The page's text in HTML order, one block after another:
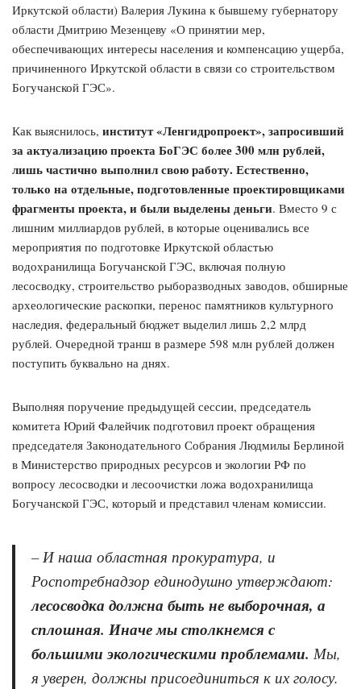
Иркутской области) Валерия Лукина к бывшему губернатору
области Дмитрию Мезенцеву «О принятии мер,
обеспечивающих интересы населения и компенсацию ущерба,
причиненного Иркутской области в связи со строительством
Богучанской ГЭС».
Как выяснилось, институт «Ленгидропроект», запросивший
за актуализацию проекта БоГЭС более 300 млн рублей,
лишь частично выполнил свою работу. Естественно,
только на отдельные, подготовленные проектировщиками
фрагменты проекта, и были выделены деньги. Вместо 9 с
лишним миллиардов рублей, в которые оценивались все
мероприятия по подготовке Иркутской областью
водохранилища Богучанской ГЭС, включая полную
лесосводку, строительство рыборазводных заводов, обширные
археологические раскопки, перенос памятников культурного
наследия, федеральный бюджет выделил лишь 2,2 млрд
рублей. Очередной транш в размере 598 млн рублей должен
поступить буквально на днях.
Выполняя поручение предыдущей сессии, председатель
комитета Юрий Фалейчик подготовил проект обращения
председателя Законодательного Собрания Людмилы Берлиной
в Министерство природных ресурсов и экологии РФ по
вопросу лесосводки и лесоочистки ложа водохранилища
Богучанской ГЭС, который и представил членам комиссии.
– И наша областная прокуратура, и
Роспотребнадзор единодушно утверждают:
лесосводка должна быть не выборочная, а
сплошная. Иначе мы столкнемся с
большими экологическими проблемами. Мы,
я уверен, должны присоединиться к их голосу.